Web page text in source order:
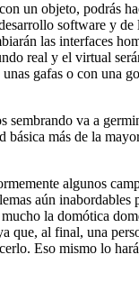
un objeto, podrás
software y de
las interfaces
real y el virtual
gafas o con una
va a
más de la
algunos
aún inabordables
la domótica
que, al final, una
Eso mismo lo